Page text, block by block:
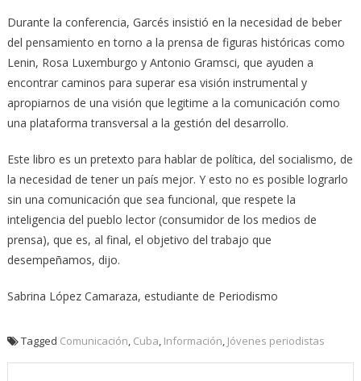
Durante la conferencia, Garcés insistió en la necesidad de beber
del pensamiento en torno a la prensa de figuras históricas como
Lenin, Rosa Luxemburgo y Antonio Gramsci, que ayuden a
encontrar caminos para superar esa visión instrumental y
apropiarnos de una visión que legitime a la comunicación como
una plataforma transversal a la gestión del desarrollo.
Este libro es un pretexto para hablar de política, del socialismo, de
la necesidad de tener un país mejor. Y esto no es posible lograrlo
sin una comunicación que sea funcional, que respete la
inteligencia del pueblo lector (consumidor de los medios de
prensa), que es, al final, el objetivo del trabajo que
desempeñamos, dijo.
Sabrina López Camaraza, estudiante de Periodismo
Tagged Comunicación, Cuba, Información, Jóvenes periodistas